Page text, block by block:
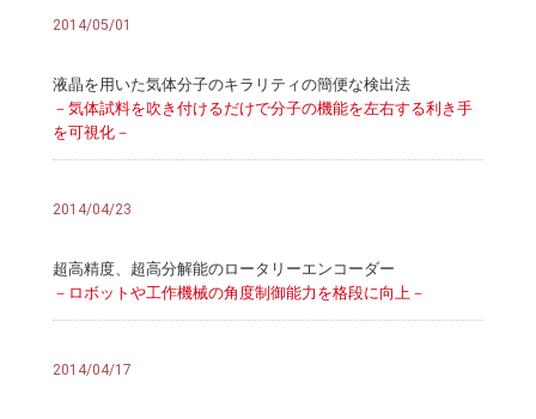
2014/05/01
液晶を用いた気体分子のキラリティの簡便な検出法
－気体試料を吹き付けるだけで分子の機能を左右する利き手
を可視化－
2014/04/23
超高精度、超高分解能のロータリーエンコーダー
－ロボットや工作機械の角度制御能力を格段に向上－
2014/04/17